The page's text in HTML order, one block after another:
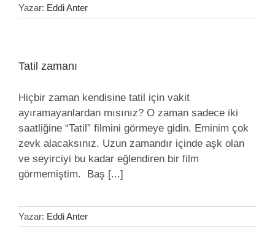
Yazar: Eddi Anter
Tatil zamanı
Hiçbir zaman kendisine tatil için vakit
ayıramayanlardan mısınız? O zaman sadece iki
saatliğine “Tatil” filmini görmeye gidin. Eminim çok
zevk alacaksınız. Uzun zamandır içinde aşk olan
ve seyirciyi bu kadar eğlendiren bir film
görmemiştim. Baş [...]
Yazar: Eddi Anter